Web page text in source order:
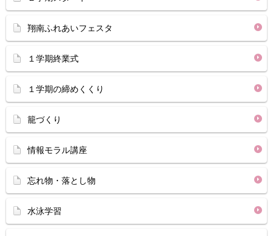
翔南ふれあいフェスタ
１学期終業式
１学期の締めくくり
籠づくり
情報モラル講座
忘れ物・落とし物
水泳学習